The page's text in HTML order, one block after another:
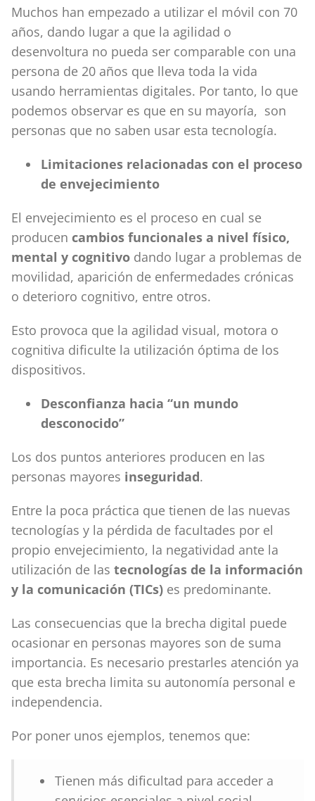
Muchos han empezado a utilizar el móvil con 70
años, dando lugar a que la agilidad o
desenvoltura no pueda ser comparable con una
persona de 20 años que lleva toda la vida
usando herramientas digitales. Por tanto, lo que
podemos observar es que en su mayoría, son
personas que no saben usar esta tecnología.
Limitaciones relacionadas con el proceso
de envejecimiento
El envejecimiento es el proceso en cual se
producen cambios funcionales a nivel físico,
mental y cognitivo dando lugar a problemas de
movilidad, aparición de enfermedades crónicas
o deterioro cognitivo, entre otros.
Esto provoca que la agilidad visual, motora o
cognitiva dificulte la utilización óptima de los
dispositivos.
Desconfianza hacia “un mundo
desconocido”
Los dos puntos anteriores producen en las
personas mayores inseguridad.
Entre la poca práctica que tienen de las nuevas
tecnologías y la pérdida de facultades por el
propio envejecimiento, la negatividad ante la
utilización de las tecnologías de la información
y la comunicación (TICs) es predominante.
Las consecuencias que la brecha digital puede
ocasionar en personas mayores son de suma
importancia. Es necesario prestarles atención ya
que esta brecha limita su autonomía personal e
independencia.
Por poner unos ejemplos, tenemos que:
Tienen más dificultad para acceder a